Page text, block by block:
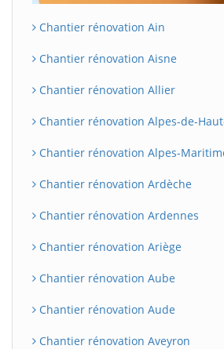
Chantier rénovation Ain
Chantier rénovation Aisne
Chantier rénovation Allier
Chantier rénovation Alpes-de-
Chantier rénovation Alpes-
Chantier rénovation Ardèche
Chantier rénovation Ardennes
Chantier rénovation Ariège
Chantier rénovation Aube
Chantier rénovation Aude
Chantier rénovation Aveyron